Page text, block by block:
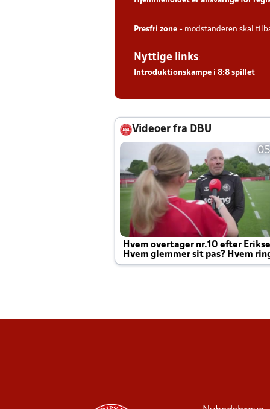
Presfri zone - modstanderen skal
Nyttige links:
Introduktionskampe i 8:8 spillet
Videoer fra DBU
Hvem overtager nr.10 efter
Hvem glemmer sit pas? Hvem
Joachim altid til efter kampe?